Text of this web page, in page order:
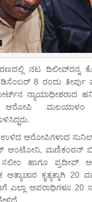
ನಟ ದಿಲೀಪ್‌ರನ್ನ
8 ರಂದು ತೀರ್ಪು
ನ್ಯಾಯಾಧೀಶರಾದ
ಆರೋಪಿ
ಉಳಿದ ಆರೋಪಿಗಳಾದ
ಆಂಟೋನಿ, ಮಣಿಕಂಠನ್
ಹಾಗೂ ಪ್ರದೀಪ್
ಕೃತ್ಯಕ್ಕಾಗಿ 20
ಎಲ್ಲಾ ಅಪರಾಧಿಗಳೂ 20